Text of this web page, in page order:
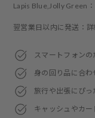
Lapis Blue,Jolly Green
翌営業日以内に発送：
スマートフォンの
身の回り品に合わ
旅行や出張にぴっ
キャッシュやカー